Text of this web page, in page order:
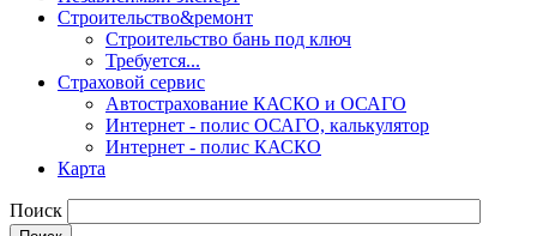
Строительство&ремонт
Строительство бань под ключ
Требуется...
Страховой сервис
Автострахование КАСКО и ОСАГО
Интернет - полис ОСАГО, калькулятор
Интернет - полис КАСКО
Карта
Поиск